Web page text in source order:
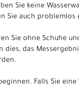
Sie keine
Sie auch problemlos
Sie ohne Schuhe
dies, das
Falls Sie eine